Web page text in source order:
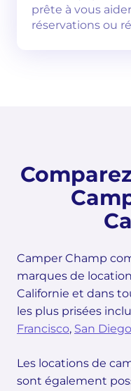
prête à vous
réservations ou
Camper Champ
marques de
Californie et dans
les plus prisées
Francisco, San Diego
Les locations de
sont également